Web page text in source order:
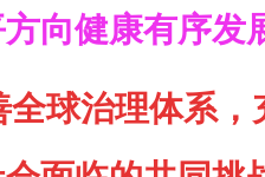
向健康有序发
全球治理体系